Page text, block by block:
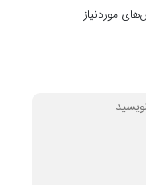
،۱۰۰۲۸ ،۱۰۰۲۹
موردنیاز